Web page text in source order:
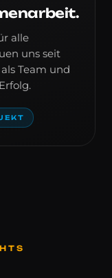
alle
uns seit
Team und